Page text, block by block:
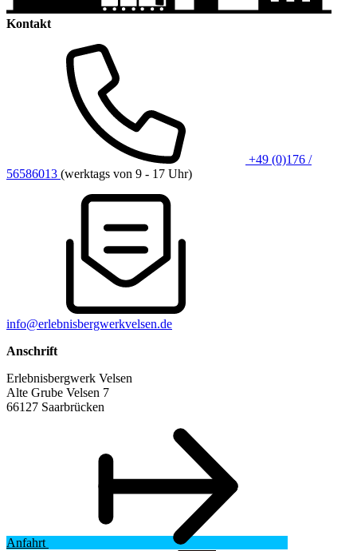
Kontakt
+49 (0)176 /
56586013 (werktags von 9 - 17 Uhr)
info@erlebnisbergwerkvelsen.de
Anschrift
Erlebnisbergwerk Velsen
Alte Grube Velsen 7
66127 Saarbrücken
Anfahrt